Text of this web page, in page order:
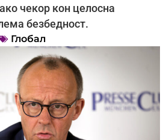
чекор кон целосна
безбедност.
Глобал